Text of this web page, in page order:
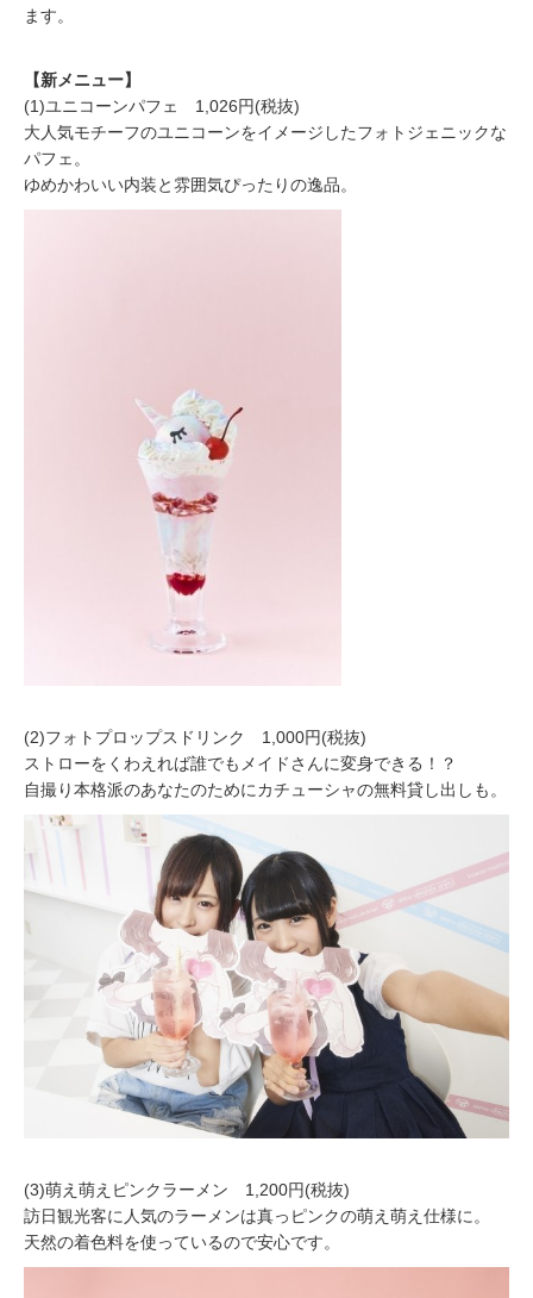
ます。
【新メニュー】
(1)ユニコーンパフェ 1,026円(税抜)
大人気モチーフのユニコーンをイメージしたフォトジェニックな
パフェ。
ゆめかわいい内装と雰囲気ぴったりの逸品。
(2)フォトプロップスドリンク 1,000円(税抜)
ストローをくわえれば誰でもメイドさんに変身できる！？
自撮り本格派のあなたのためにカチューシャの無料貸し出しも。
(3)萌え萌えピンクラーメン 1,200円(税抜)
訪日観光客に人気のラーメンは真っピンクの萌え萌え仕様に。
天然の着色料を使っているので安心です。